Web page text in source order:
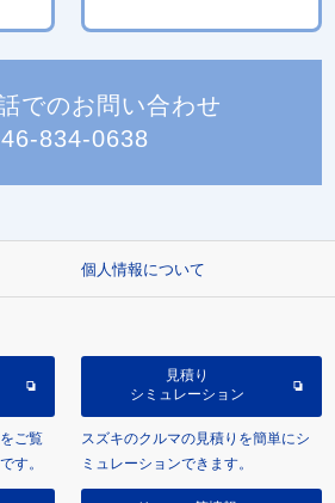
でのお問い合わせ
834-0638
個人情報について
ご覧
す。
見積り
シミュレーション
スズキのクルマの見積りを簡単にシ
ミュレーションできます。